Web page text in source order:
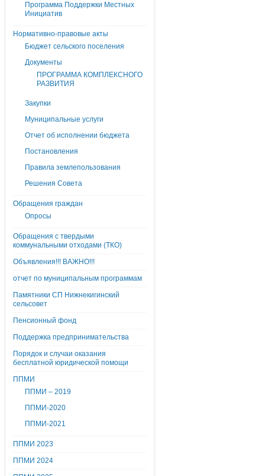
Программа Поддержки Местных
Инициатив
Нормативно-правовые акты
Бюджет сельского поселения
Документы
ПРОГРАММА КОМПЛЕКСНОГО
РАЗВИТИЯ
Закупки
Муниципальные услуги
Отчет об исполнении бюджета
Постановления
Правила землепользования
Решения Совета
Обращения граждан
Опросы
Обращения с твердыми
коммунальными отходами (ТКО)
Объявления!!! ВАЖНО!!!
отчет по муниципальным программам
Памятники СП Нижнекигинский
сельсовет
Пенсионный фонд
Поддержка предпринимательства
Порядок и случаи оказания
бесплатной юридической помощи
ППМИ
ППМИ – 2019
ППМИ-2020
ППМИ-2021
ППМИ 2023
ППМИ 2024